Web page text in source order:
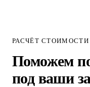
РАСЧЁТ
Поможем
под ваши